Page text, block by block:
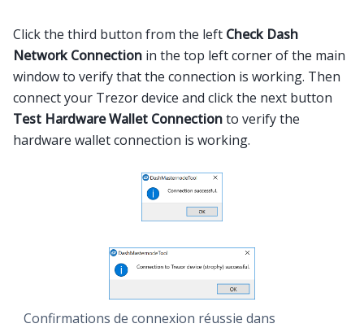
Click the third button from the left Check Dash
Network Connection in the top left corner of the main
window to verify that the connection is working. Then
connect your Trezor device and click the next button
Test Hardware Wallet Connectionto verify the
hardware wallet connection is working.
Confirmations de connexion réussie dans